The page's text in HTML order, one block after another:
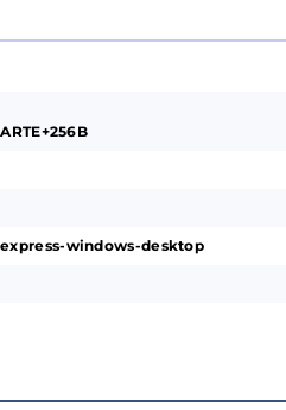
windows-desktop